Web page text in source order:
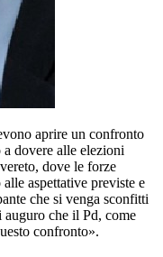
aprire un confronto
dovere alle elezioni
dove le forze
aspettative previste e
che si venga sconfitti
che il Pd, come
confronto».